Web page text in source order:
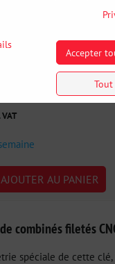
AJOUTER AU PANIER
combinés filetés
spéciale de cette
Accepter